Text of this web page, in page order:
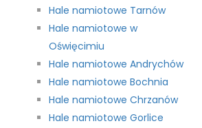
Hale namiotowe Tarnów
Hale namiotowe w
Oświęcimiu
Hale namiotowe Andrychów
Hale namiotowe Bochnia
Hale namiotowe Chrzanów
Hale namiotowe Gorlice